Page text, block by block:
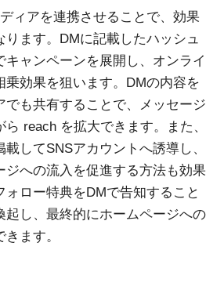
ィアを連携させることで、効果
ります。DMに記載したハッシュ
キャンペーンを展開し、オンライ
乗効果を狙います。DMの内容を
でも共有することで、メッセージ
reach を拡大できます。また、
してSNSアカウントへ誘導し、
ジへの流入を促進する方法も効果
ォロー特典をDMで告知すること
起し、最終的にホームページへの
ます。